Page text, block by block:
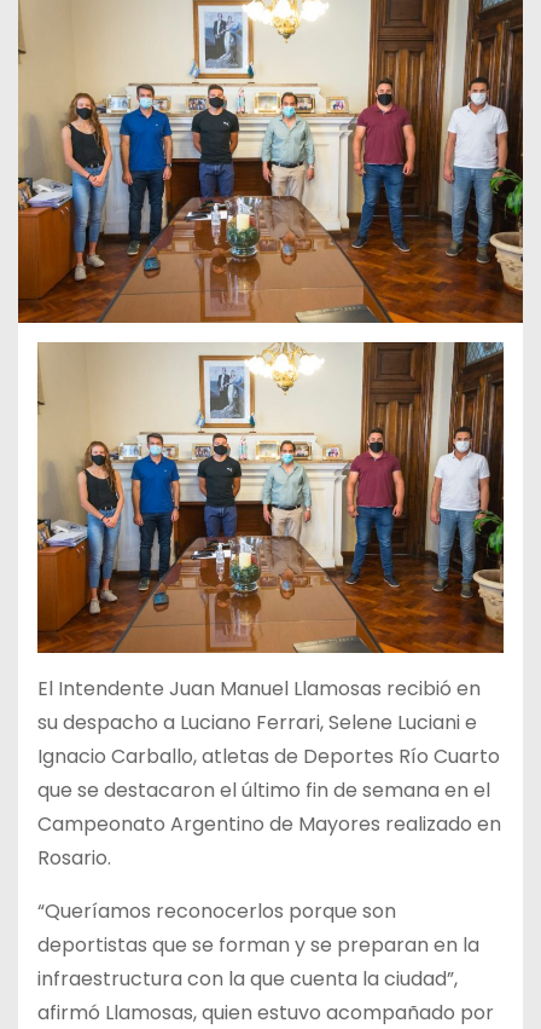
El Intendente Juan Manuel Llamosas recibió en
su despacho a Luciano Ferrari, Selene Luciani e
Ignacio Carballo, atletas de Deportes Río Cuarto
que se destacaron el último fin de semana en el
Campeonato Argentino de Mayores realizado en
Rosario.
“Queríamos reconocerlos porque son
deportistas que se forman y se preparan en la
infraestructura con la que cuenta la ciudad”,
afirmó Llamosas, quien estuvo acompañado por